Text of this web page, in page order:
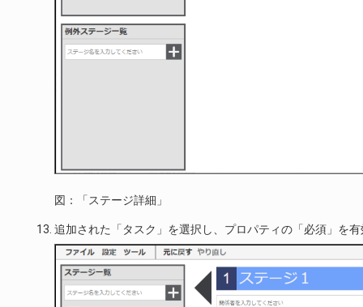
図：「ステージ詳細」
追加された「タスク」を選択し、プロパティの「必須」を